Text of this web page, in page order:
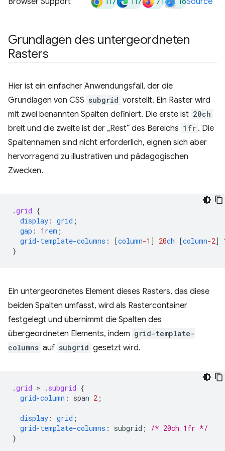
Grundlagen des untergeordneten
Rasters
Hier ist ein einfacher Anwendungsfall, der die
Grundlagen von CSS subgrid vorstellt. Ein Raster wird
mit zwei benannten Spalten definiert. Die erste ist 20ch
breit und die zweite ist der „Rest“ des Bereichs 1fr . Die
Spaltennamen sind nicht erforderlich, eignen sich aber
hervorragend zu illustrativen und pädagogischen
Zwecken.
.grid {
display : grid ;
gap : 1 rem ;
grid-template-columns : [column-1 ] 20ch [column-2]
}
Ein untergeordnetes Element dieses Rasters, das diese
beiden Spalten umfasst, wird als Rastercontainer
festgelegt und übernimmt die Spalten des
übergeordneten Elements, indem grid-template-
columns auf subgrid gesetzt wird.
.grid > . subgrid {
grid-column : span 2 ;
display : grid ;
grid-template-columns : subgrid ;
/* 20ch 1fr */
}